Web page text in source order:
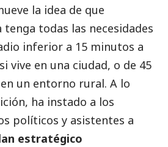
la idea de que
todas las necesidades
inferior a 15 minutos a
vive en una ciudad, o de 45
un entorno rural. A lo
ha instado a los
políticos y asistentes a
estratégico